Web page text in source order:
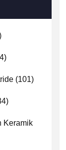
(101)
Keramik